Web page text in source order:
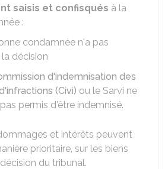
saisis et confisqués à la
:
condamnée n'a pas
décision
d'indemnisation des
(Civi) ou le Sarvi ne
permis d'être indemnisé.
et intérêts peuvent
prioritaire, sur les biens
du tribunal.